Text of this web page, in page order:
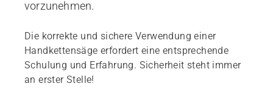
vorzunehmen.
Die korrekte und sichere Verwendung einer
Handkettensäge erfordert eine entsprechende
Schulung und Erfahrung. Sicherheit steht immer
an erster Stelle!